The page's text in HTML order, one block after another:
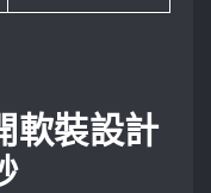
軟裝設計